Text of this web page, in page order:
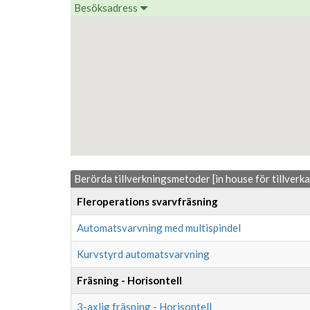
Besöksadress
Berörda tillverkningsmetoder [in house för
Fleroperations svarvfräsning
Automatsvarvning med multispindel
Kurvstyrd automatsvarvning
Fräsning - Horisontell
3-axlig fräsning - Horisontell